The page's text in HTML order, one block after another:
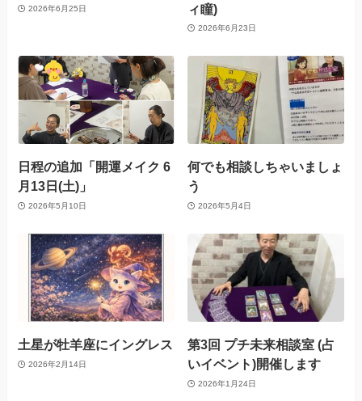
2026年6月25日
ィ瞳)
2026年6月23日
日程の追加「開運メイク 6
月13日(土)」
2026年5月10日
何でも相談しちゃいましょ
う
2026年5月4日
土星が牡羊座にイングレス
2026年2月14日
第3回 プチ未来相談室 (占
いイベント)開催します
2026年1月24日